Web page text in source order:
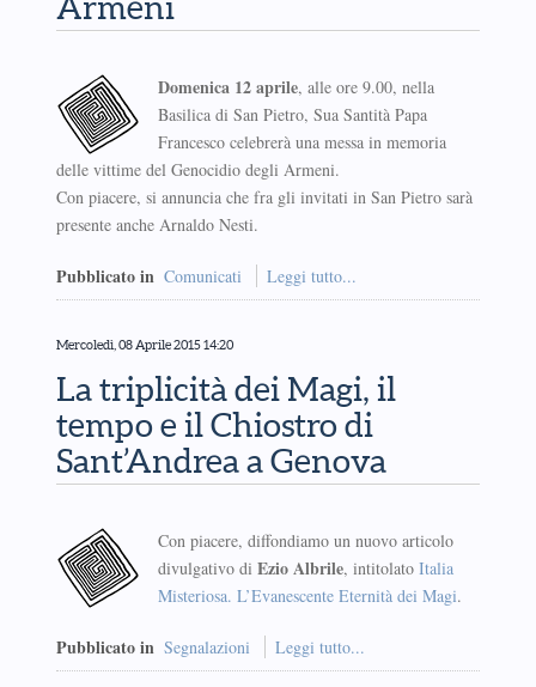
Domenica 12 aprile, alle ore 9.00, nella
Basilica di San Pietro, Sua Santità Papa
Francesco celebrerà una messa in memoria
delle vittime del Genocidio degli Armeni.
Con piacere, si annuncia che fra gli invitati in San Pietro sarà
presente anche Arnaldo Nesti.
Pubblicato in Comunicati Leggi tutto...
Mercoledì, 08 Aprile 2015 14:20
La triplicità dei Magi, il
tempo e il Chiostro di
Sant’Andrea a Genova
Con piacere, diffondiamo un nuovo articolo
divulgativo di Ezio Albrile, intitolato Italia
Misteriosa. L’Evanescente Eternità dei Magi.
Pubblicato in Segnalazioni Leggi tutto...